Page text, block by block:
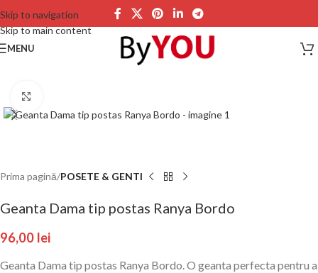
Skip to navigation
Skip to main content
MENU
Prima pagină POSETE & GENTI
Geanta Dama tip postas Ranya Bordo
96,00 lei
Geanta Dama tip postas Ranya Bordo. O geanta perfecta pentru a